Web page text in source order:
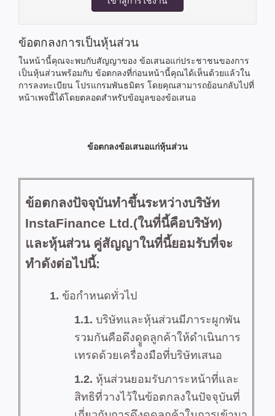
ข้อตกลงการเป็นหุ้นส่วน
ในหน้านี้คุณจะพบกับสัญญาของ ข้อเสนอแก่ประชาชนของการ
เป็นหุ้นส่วนพร้อมกับ ข้อตกลงที่ก่อนหน้านี้คุณได้เห็นด้วยแล้วใน
การลงทะเบียน โปรแกรมพันธมิตร โดยคุณสามารถย้อนกลับไปที่
หน้าเพจนี้ได้โดยตลอดสำหรับข้อมูลของข้อเสนอ
ข้อตกลงข้อเสนอแก่หุ้นส่วน